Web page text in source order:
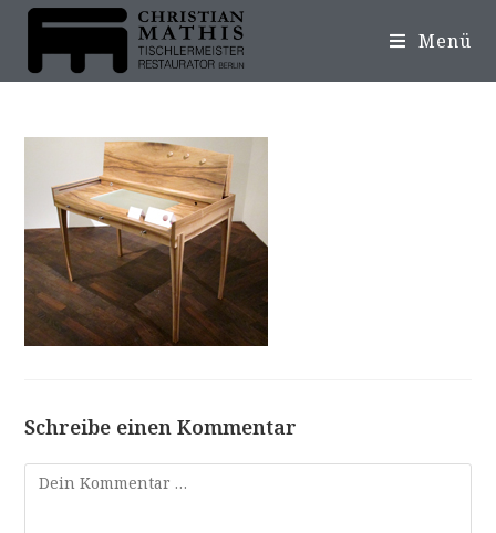
Menü
Schreibe einen Kommentar